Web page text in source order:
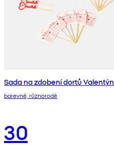
Sada na zdobení dortů Valentýn
barevné, různorodé
30